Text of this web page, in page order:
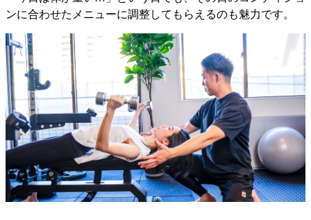
ンに合わせたメニューに調整してもらえるのも魅力です。